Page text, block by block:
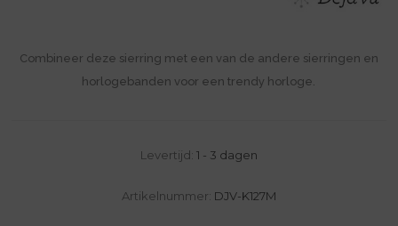
Combineer deze sierring met een van de andere sierringen en
horlogebanden voor een trendy horloge.
Levertijd: 1 - 3 dagen
Artikelnummer: DJV-K127M